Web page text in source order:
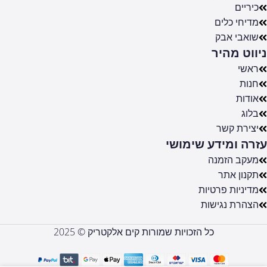
כיריים
מדיחי כלים
שואבי אבק
ניווט מהיר
ראשי
חנות
אודות
בלוג
יצירת קשר
עזרה ומידע שימושי
מעקב הזמנה
תקנון אתר
מדיניות פרטיות
הצהרת נגישות
כל הזכויות שמורות קים אלקטריק © 2025מזוודת
למטוס